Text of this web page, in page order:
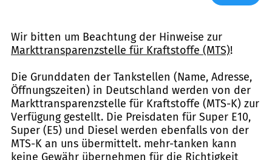
Wir bitten um Beachtung der Hinweise zur
Markttransparenzstelle für Kraftstoffe (MTS)!
Die Grunddaten der Tankstellen (Name, Adresse,
Öffnungszeiten) in Deutschland werden von der
Markttransparenzstelle für Kraftstoffe (MTS-K) zur
Verfügung gestellt. Die Preisdaten für Super E10,
Super (E5) und Diesel werden ebenfalls von der
MTS-K an uns übermittelt. mehr-tanken kann
keine Gewähr übernehmen für die Richtigkeit